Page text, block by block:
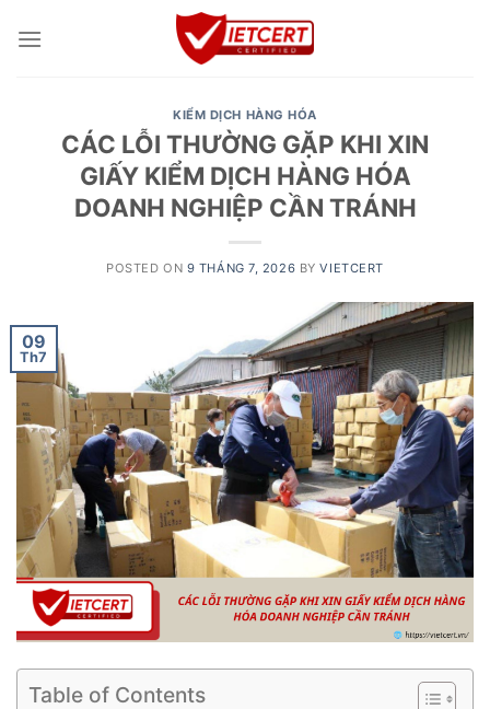
KIỂM DỊCH HÀNG HÓA
CÁC LỖI THƯỜNG GẶP KHI XIN
GIẤY KIỂM DỊCH HÀNG HÓA
DOANH NGHIỆP CẦN TRÁNH
POSTED ON 9 THÁNG 7, 2026 BYVIETCERT
09
Th7
Table of Contents